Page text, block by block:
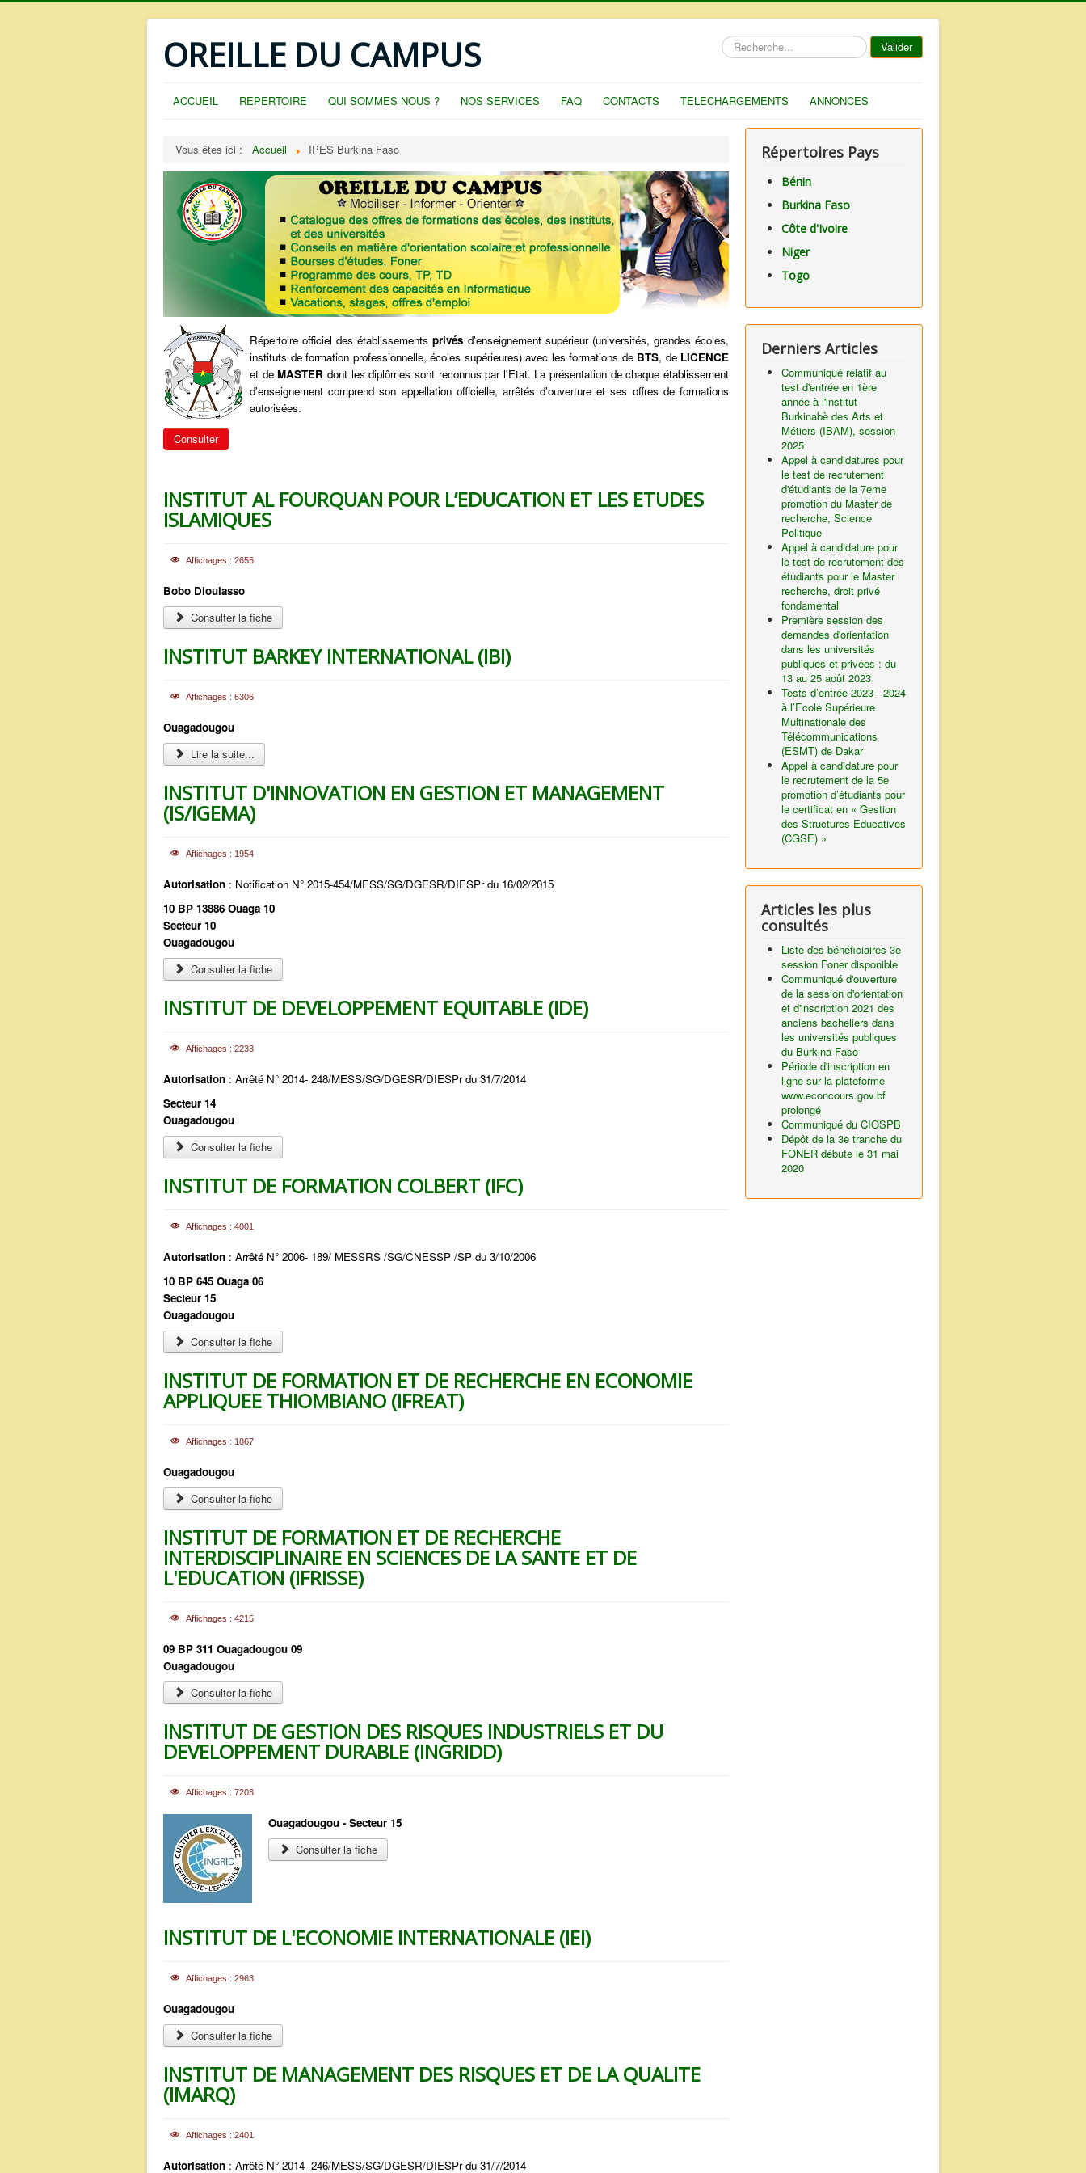
OREILLE DU CAMPUS Rechercher Valider
ACCUEIL REPERTOIRE QUI SOMMES NOUS ? NOS SERVICES FAQ CONTACTS TELECHARGEMENTS ANNONCES
Vous êtes ici : Accueil IPES Burkina Faso
Répertoire officiel des établissementsprivés d'enseignement supérieur (universités, grandes écoles,
instituts de formation professionnelle, écoles supérieures) avec les formations de BTS, de LICENCE
et deMASTER dont les diplômes sont reconnus par l'Etat. La présentation de chaque établissement
d'enseignement comprend son appellation officielle, arrêtés d'ouverture et ses offres de formations
autorisées.
Consulter
INSTITUT AL FOURQUAN POUR L’EDUCATION ET LES ETUDES
ISLAMIQUES
Affichages : 2655
Bobo Dioulasso
Consulter la fiche
INSTITUT BARKEY INTERNATIONAL (IBI)
Affichages : 6306
Ouagadougou
Lire la suite...
INSTITUT D'INNOVATION EN GESTION ET MANAGEMENT
(IS/IGEMA)
Affichages : 1954
Autorisation : Notification N° 2015-454/MESS/SG/DGESR/DIESPr du 16/02/2015
10 BP 13886 Ouaga 10
Secteur 10
Ouagadougou
Consulter la fiche
INSTITUT DE DEVELOPPEMENT EQUITABLE (IDE)
Affichages : 2233
Autorisation : Arrêté N° 2014- 248/MESS/SG/DGESR/DIESPr du 31/7/2014
Secteur 14
Ouagadougou
Consulter la fiche
INSTITUT DE FORMATION COLBERT (IFC)
Affichages : 4001
Autorisation : Arrêté N° 2006- 189/ MESSRS /SG/CNESSP /SP du 3/10/2006
10 BP 645 Ouaga 06
Secteur 15
Ouagadougou
Consulter la fiche
INSTITUT DE FORMATION ET DE RECHERCHE EN ECONOMIE
APPLIQUEE THIOMBIANO (IFREAT)
Affichages : 1867
Ouagadougou
Consulter la fiche
INSTITUT DE FORMATION ET DE RECHERCHE
INTERDISCIPLINAIRE EN SCIENCES DE LA SANTE ET DE
L'EDUCATION (IFRISSE)
Affichages : 4215
09 BP 311 Ouagadougou 09
Ouagadougou
Consulter la fiche
INSTITUT DE GESTION DES RISQUES INDUSTRIELS ET DU
DEVELOPPEMENT DURABLE (INGRIDD)
Affichages : 7203
Ouagadougou - Secteur 15
Consulter la fiche
INSTITUT DE L'ECONOMIE INTERNATIONALE (IEI)
Affichages : 2963
Ouagadougou
Consulter la fiche
INSTITUT DE MANAGEMENT DES RISQUES ET DE LA QUALITE
(IMARQ)
Affichages : 2401
Autorisation : Arrêté N° 2014- 246/MESS/SG/DGESR/DIESPr du 31/7/2014
Répertoires Pays
Bénin
Burkina Faso
Côte d'Ivoire
Niger
Togo
Derniers Articles
Communiqué relatif au
test d'entrée en 1ère
année à l'lnstitut
Burkinabè des Arts et
Métiers (IBAM), session
2025
Appel à candidatures pour
le test de recrutement
d'étudiants de la 7eme
promotion du Master de
recherche, Science
Politique
Appel à candidature pour
le test de recrutement des
étudiants pour le Master
recherche, droit privé
fondamental
Première session des
demandes d'orientation
dans les universités
publiques et privées : du
13 au 25 août 2023
Tests d’entrée 2023 - 2024
à l’Ecole Supérieure
Multinationale des
Télécommunications
(ESMT) de Dakar
Appel à candidature pour
le recrutement de la 5e
promotion d’étudiants pour
le certificat en « Gestion
des Structures Educatives
(CGSE) »
Articles les plus
consultés
Liste des bénéficiaires 3e
session Foner disponible
Communiqué d'ouverture
de la session d'orientation
et d'inscription 2021 des
anciens bacheliers dans
les universités publiques
du Burkina Faso
Période d'inscription en
ligne sur la plateforme
www.econcours.gov.bf
prolongé
Communiqué du CIOSPB
Dépôt de la 3e tranche du
FONER débute le 31 mai
2020